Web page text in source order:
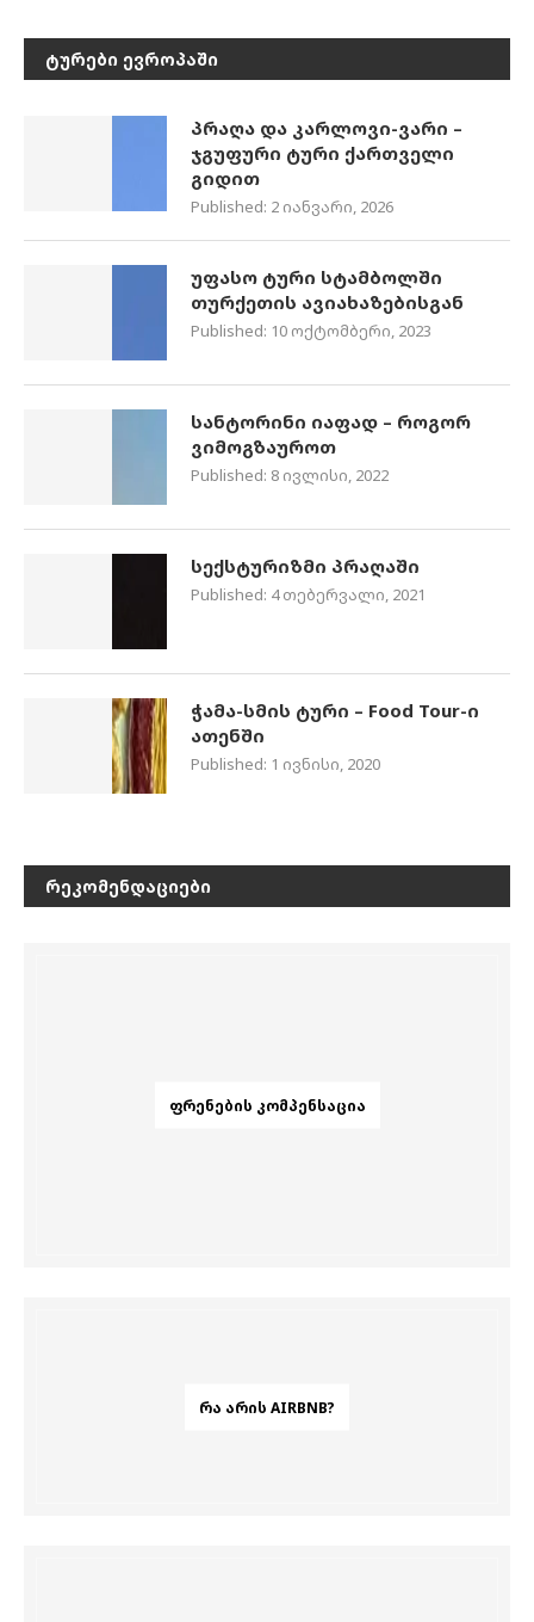
ᲢᲣᲠᲔᲑᲘ ᲔᲕᲠᲝᲞᲐᲨᲘ
პრაღა და კარლოვი-ვარი –
ჯგუფური ტური ქართველი
გიდით
Published: 2 იანვარი, 2026
უფასო ტური სტამბოლში
თურქეთის ავიახაზებისგან
Published: 10 ოქტომბერი, 2023
სანტორინი იაფად – როგორ
ვიმოგზაუროთ
Published: 8 ივლისი, 2022
სექსტურიზმი პრაღაში
Published: 4 თებერვალი, 2021
ჭამა-სმის ტური – Food Tour-ი
ათენში
Published: 1 ივნისი, 2020
ᲠᲔᲙᲝᲛᲔᲜᲓᲐᲪᲘᲔᲑᲘ
ᲤᲠᲔᲜᲔᲑᲘᲡ ᲙᲝᲛᲞᲔᲜᲡᲐᲪᲘᲐ
ᲠᲐ ᲐᲠᲘᲡ AIRBNB?